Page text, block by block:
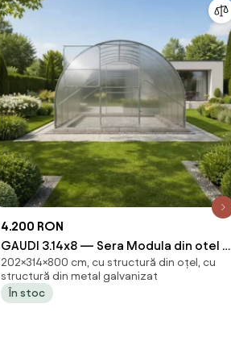
4.200 RON
GAUDI 3.14x8 — Sera Modula din otel si
policarbonat, Lățime 3,14m, Lungime
8m (25,12 m²),
202×314×800 cm, cu structură din oțel, cu
structură din metal galvanizat
În stoc